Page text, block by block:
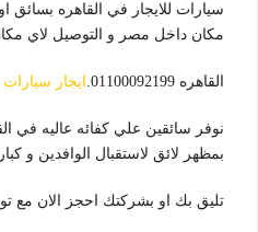
سيارات للايجار في القاهره بسائق
مكان داخل مصر و التوصيل لاي
القاهره 01100092199. ايجار
نوفر سائقين علي كفائه عاليه في
بمظهر لائق لاستقبال الوافدين و
تليق بك او بشركتك احجز الان مع